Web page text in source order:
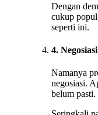
Dengan
cukup
seperti ini.
4.
Namanya
negosiasi.
belum pasti.